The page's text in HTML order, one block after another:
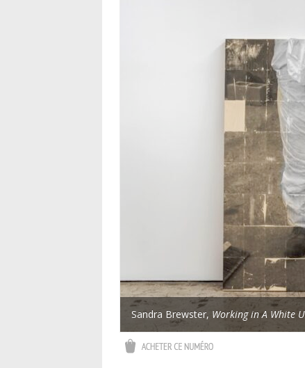
Sandra Brewster, Working in A White